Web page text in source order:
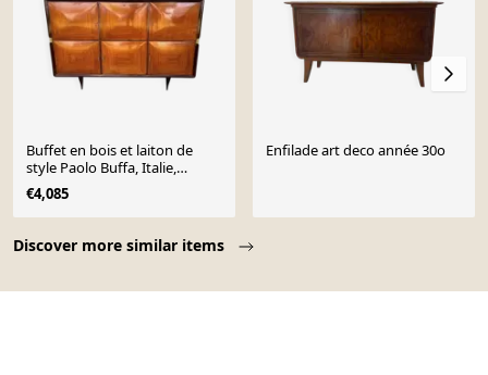
Discover more similar items
Buffet en bois et laiton de
style Paolo Buffa, Italie,
années 1950
€4,085
Enfilade art deco année 30o